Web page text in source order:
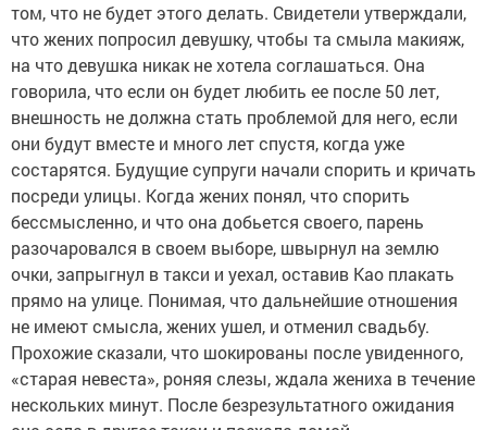
том, что не будет этого делать. Свидетели утверждали,
что жених попросил девушку, чтобы та смыла макияж,
на что девушка никак не хотела соглашаться. Она
говорила, что если он будет любить ее после 50 лет,
внешность не должна стать проблемой для него, если
они будут вместе и много лет спустя, когда уже
состарятся. Будущие супруги начали спорить и кричать
посреди улицы. Когда жених понял, что спорить
бессмысленно, и что она добьется своего, парень
разочаровался в своем выборе, швырнул на землю
очки, запрыгнул в такси и уехал, оставив Као плакать
прямо на улице. Понимая, что дальнейшие отношения
не имеют смысла, жених ушел, и отменил свадьбу.
Прохожие сказали, что шокированы после увиденного,
«старая невеста», роняя слезы, ждала жениха в течение
нескольких минут. После безрезультатного ожидания